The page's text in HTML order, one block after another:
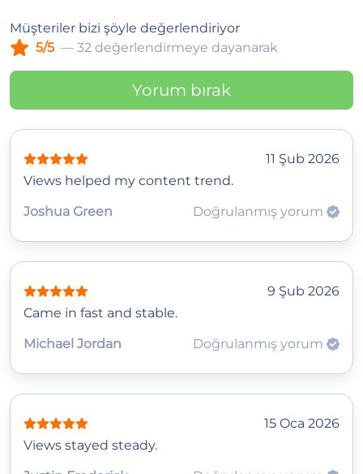
Müşteriler bizi şöyle değerlendiriyor
5/5 — 32 değerlendirmeye dayanarak
Yorum bırak
11 Şub 2026
Views helped my content trend.
Joshua Green
Doğrulanmış yorum
9 Şub 2026
Came in fast and stable.
Michael Jordan
Doğrulanmış yorum
15 Oca 2026
Views stayed steady.